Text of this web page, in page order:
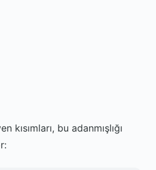
kısımları, bu adanmışlığı